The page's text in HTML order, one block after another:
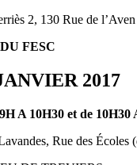
2, 130 Rue de l’Aven
FESC
2017
A 10H30 et de 10H30
Rue des Écoles